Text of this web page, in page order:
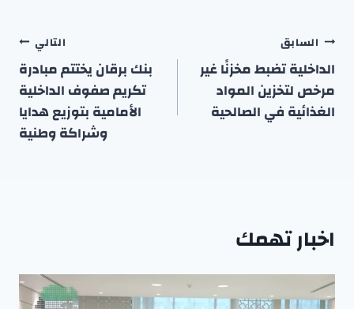
تصفّح
المقالات
السابق
الداخلية تضبط مخزنًا غير
مرخص لتخزين المواد
الغذائية في الصالحية
التالي
بنك برقان يختتم مبادرة
تكريم صفوف الداخلية
الأمامية بتوزيع هدايا
وشراكة وطنية
اخبار تهمك